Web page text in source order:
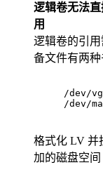
逻辑卷无法
用
逻辑卷的引
备文件有两
/dev/
/dev/
格式化 LV 并
加的磁盘空间